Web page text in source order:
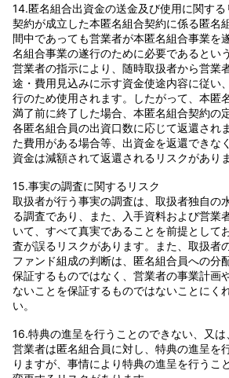
14.匿名組合出資金の送金及び使用に関する
契約が成立した本匿名組合契約に係る匿名
間中であっても営業者が本匿名組合事業を
名組合事業の遂行のために必要であるとい
営業者の指示により、随時取扱者から営業
途・費用見込みに示す資金使途内容に従い
行のため使用されます。したがって、本匿
満了前に終了した場合、本匿名組合契約の
各匿名組合員の出資口数に応じて返還され
た費用がある場合等、出資金を返還できな
資金は減額されて返還されるリスクがありま
15.事実の調査に関するリスク
取扱者が行う事実の調査は、取扱者独自の
る調査であり、また、入手資料および営業
いて、すべて真実であることを前提として
査が誤るリスクがあります。また、取扱者
ファンド組成の判断は、匿名組合員への分
保証するものではなく、営業者の事業計画
ないことを保証するものではないことにく
い。
16.特典の進呈を行うことのできない、又は
営業者は匿名組合員に対し、特典の進呈を
りますが、事情により特典の進呈を行うこ